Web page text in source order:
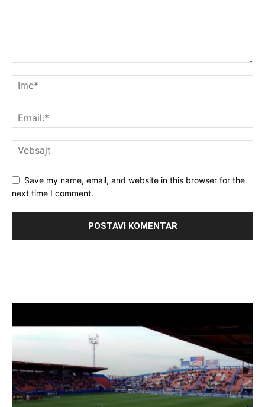
Save my name, email, and website in this browser for the
next time I comment.